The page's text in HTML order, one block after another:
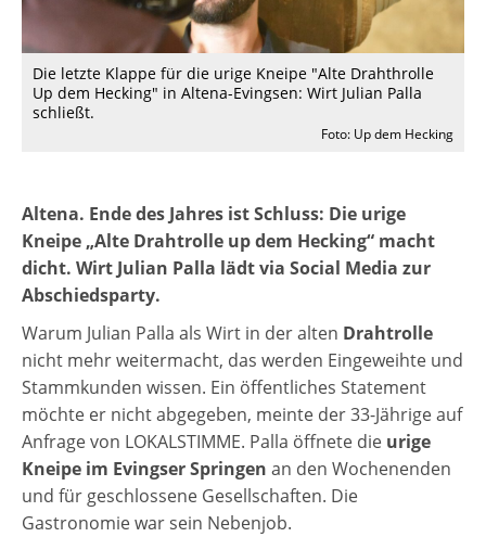
Die letzte Klappe für die urige Kneipe "Alte Drahthrolle
Up dem Hecking" in Altena-Evingsen: Wirt Julian Palla
schließt.
Foto: Up dem Hecking
Altena. Ende des Jahres ist Schluss: Die urige
Kneipe „Alte Drahtrolle up dem Hecking“ macht
dicht. Wirt Julian Palla lädt via Social Media zur
Abschiedsparty.
Warum Julian Palla als Wirt in der alten Drahtrolle
nicht mehr weitermacht, das werden Eingeweihte und
Stammkunden wissen. Ein öffentliches Statement
möchte er nicht abgegeben, meinte der 33-Jährige auf
Anfrage von LOKALSTIMME. Palla öffnete die urige
Kneipe im Evingser Springen an den Wochenenden
und für geschlossene Gesellschaften. Die
Gastronomie war sein Nebenjob.